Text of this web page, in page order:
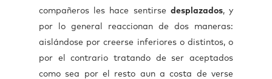
compañeros les hace sentirse desplazados, y
por lo general reaccionan de dos maneras:
aislándose por creerse inferiores o distintos, o
por el contrario tratando de ser aceptados
como sea por el resto aun a costa de verse